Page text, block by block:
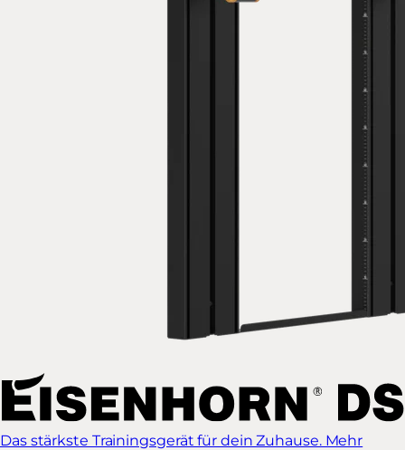
Das stärkste Trainingsgerät für dein Zuhause. Mehr